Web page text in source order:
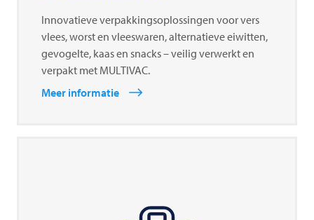
Innovatieve verpakkingsoplossingen voor vers
vlees, worst en vleeswaren, alternatieve eiwitten,
gevogelte, kaas en snacks – veilig verwerkt en
verpakt met MULTIVAC.
Meer informatie